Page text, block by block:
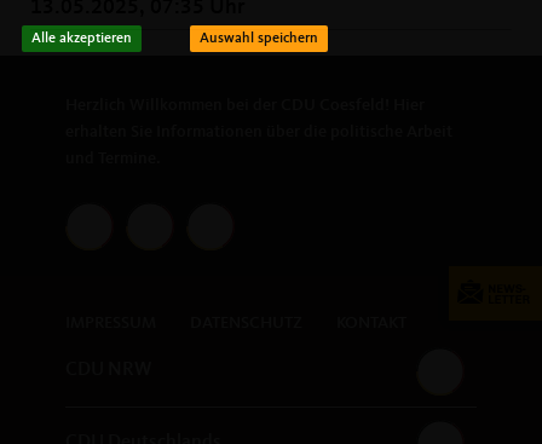
Alle akzeptieren Auswahl speichern